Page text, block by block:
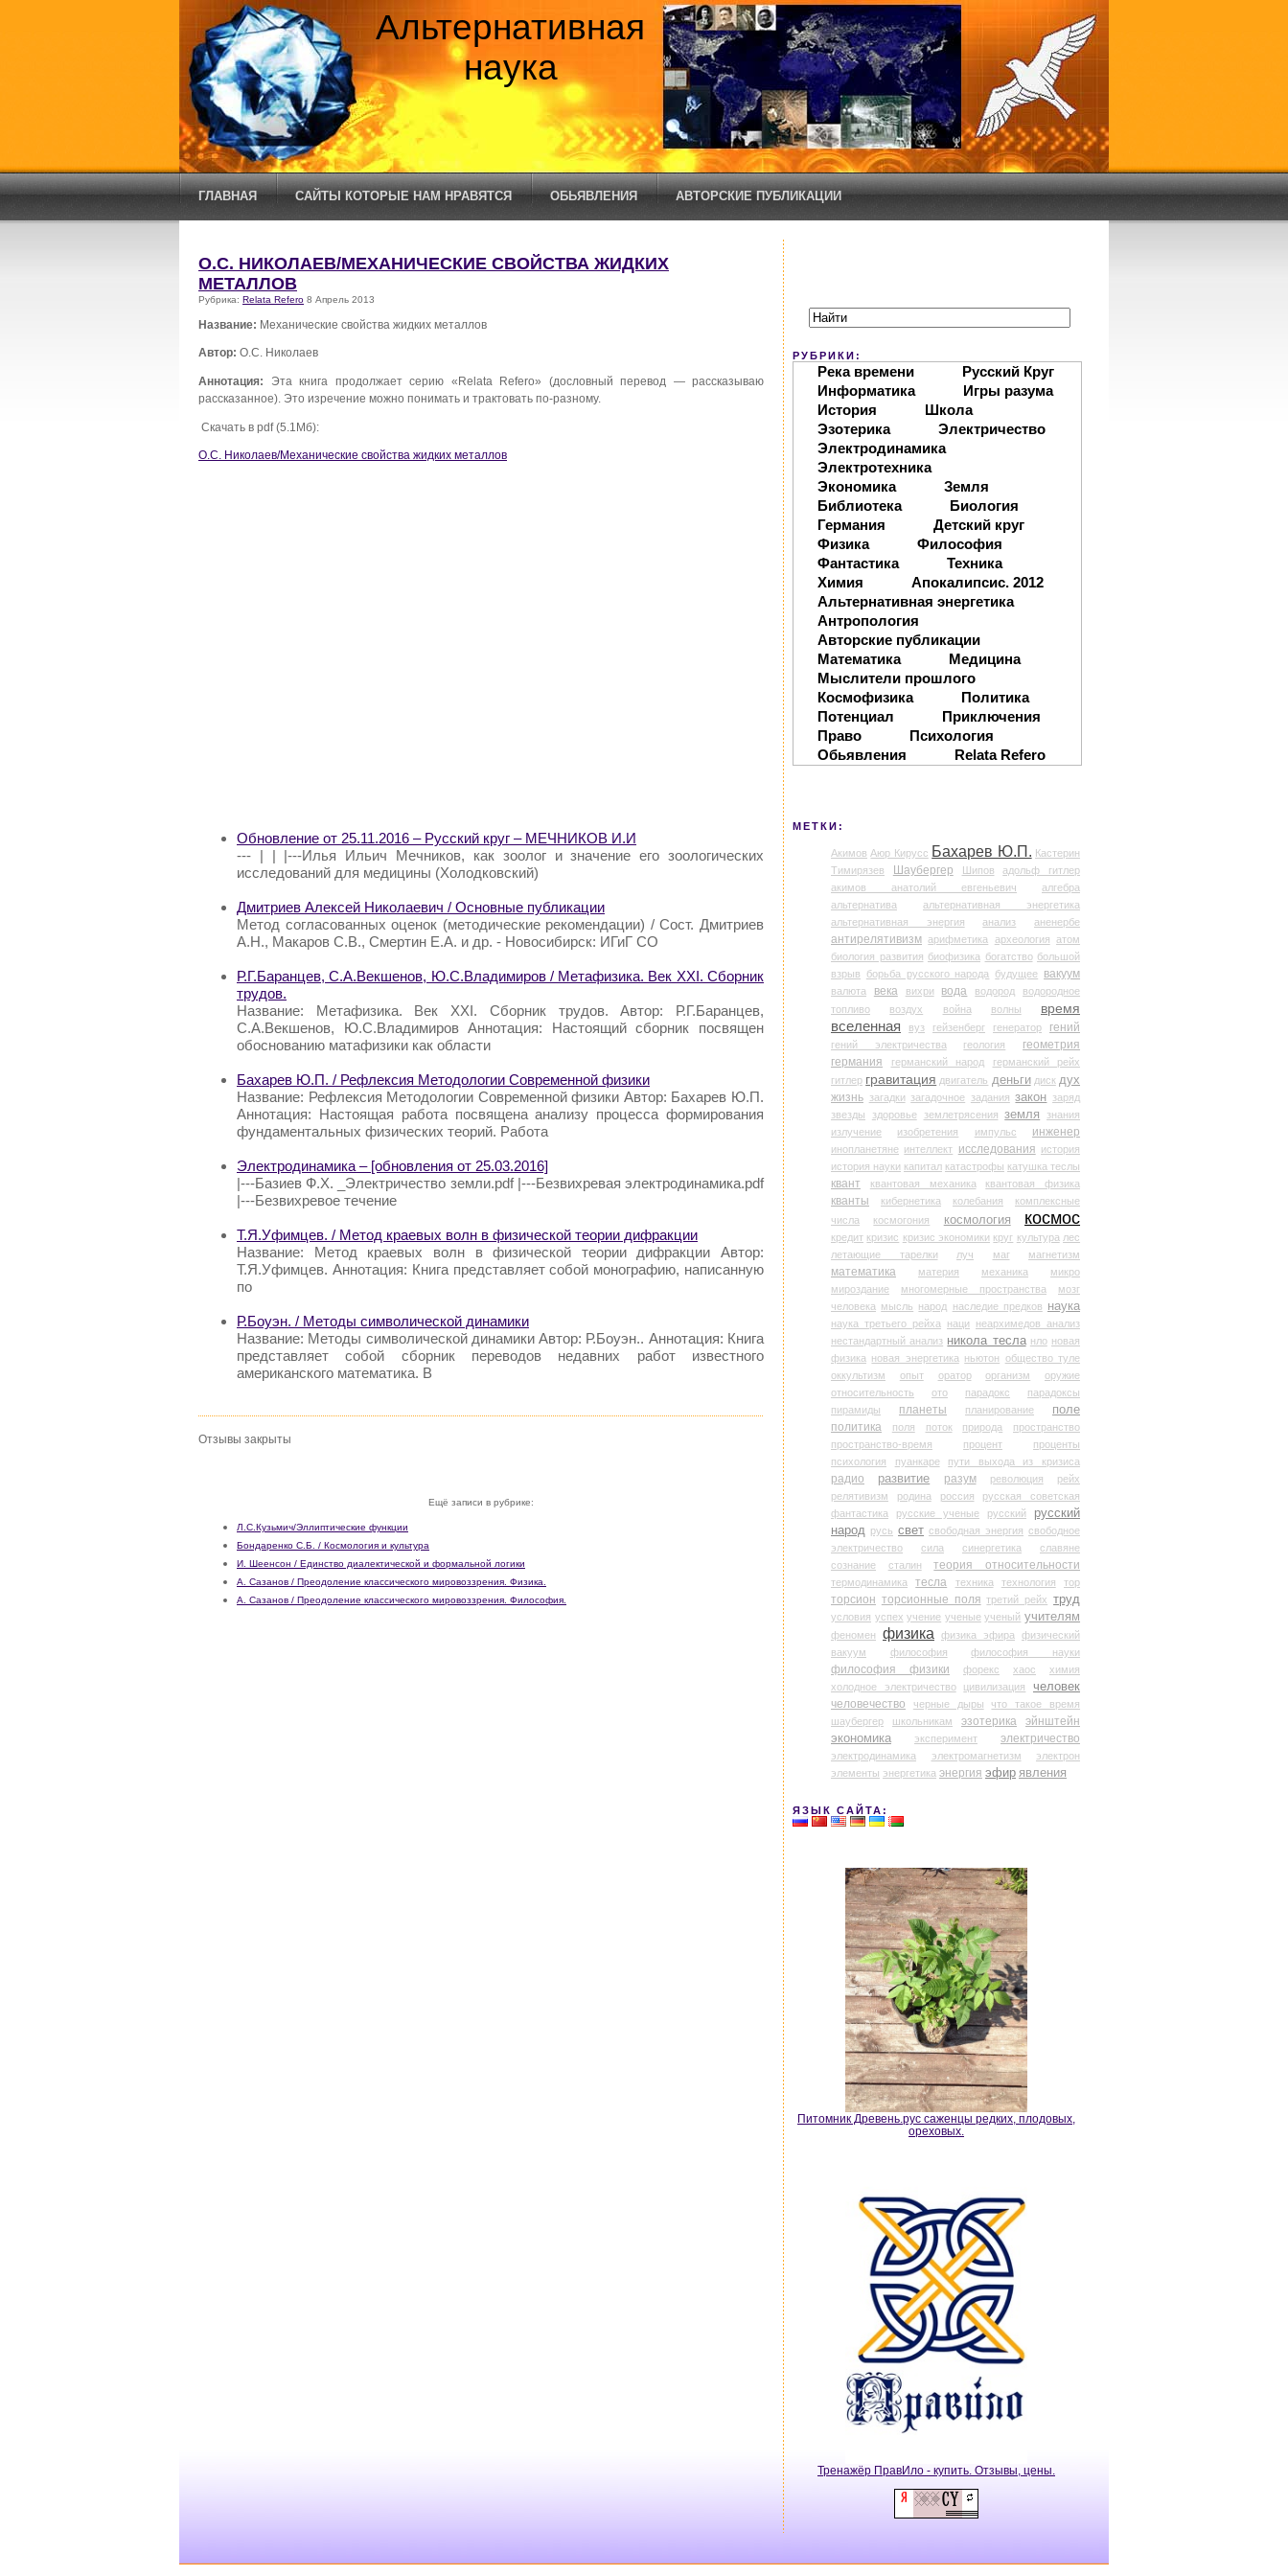
Альтернативная
наука
ГЛАВНАЯ САЙТЫ КОТОРЫЕ НАМ НРАВЯТСЯ ОБЬЯВЛЕНИЯ АВТОРСКИЕ ПУБЛИКАЦИИ
О.С. НИКОЛАЕВ/МЕХАНИЧЕСКИЕ СВОЙСТВА ЖИДКИХ
МЕТАЛЛОВ
Рубрика: Relata Refero 8 Апрель 2013
Название: Механические свойства жидких металлов
Автор: О.С. Николаев
Аннотация: Эта книга продолжает серию «Relata Refero» (дословный перевод — рассказываю
рассказанное). Это изречение можно понимать и трактовать по-разному.
Скачать в pdf (5.1Мб):
О.С. Николаев/Механические свойства жидких металлов
Обновление от 25.11.2016 – Русский круг – МЕЧНИКОВ И.И
--- | | |---Илья Ильич Мечников, как зоолог и значение его зоологических
исследований для медицины (Холодковский)
Дмитриев Алексей Николаевич / Основные публикации
Метод согласованных оценок (методические рекомендации) / Сост. Дмитриев
А.Н., Макаров С.В., Смертин Е.А. и др. - Новосибирск: ИГиГ СО
Р.Г.Баранцев, С.А.Векшенов, Ю.С.Владимиров / Метафизика. Век XXI. Сборник
трудов.
Название: Метафизика. Век XXI. Сборник трудов. Автор: Р.Г.Баранцев,
С.А.Векшенов, Ю.С.Владимиров Аннотация: Настоящий сборник посвящен
обоснованию матафизики как области
Бахарев Ю.П. / Рефлексия Методологии Современной физики
Название: Рефлексия Методологии Современной физики Автор: Бахарев Ю.П.
Аннотация: Настоящая работа посвящена анализу процесса формирования
фундаментальных физических теорий. Работа
Электродинамика – [обновления от 25.03.2016]
|---Базиев Ф.Х. _Электричество земли.pdf |---Безвихревая электродинамика.pdf
|---Безвихревое течение
Т.Я.Уфимцев. / Метод краевых волн в физической теории дифракции
Название: Метод краевых волн в физической теории дифракции Автор:
Т.Я.Уфимцев. Аннотация: Книга представляет собой монографию, написанную
по
Р.Боуэн. / Методы символической динамики
Название: Методы символической динамики Автор: Р.Боуэн.. Аннотация: Книга
представляет собой сборник переводов недавних работ известного
американского математика. В
Отзывы закрыты
Ещё записи в рубрике:
Л.С.Кузьмич/Эллиптические функции
Бондаренко С.Б. / Космология и культура
И. Шеенсон / Единство диалектической и формальной логики
А. Сазанов / Преодоление классического мировоззрения. Физика.
А. Сазанов / Преодоление классического мировоззрения. Философия.
РУБРИКИ:
Река времени
Русский Круг
Информатика
Игры разума
История
Школа
Эзотерика
Электричество
Электродинамика
Электротехника
Экономика
Земля
Библиотека
Биология
Германия
Детский круг
Физика
Философия
Фантастика
Техника
Химия
Апокалипсис. 2012
Альтернативная энергетика
Антропология
Авторские публикации
Математика
Медицина
Мыслители прошлого
Космофизика
Политика
Потенциал
Приключения
Право
Психология
Обьявления
Relata Refero
МЕТКИ:
Акимов Аюр Кирусс Бахарев Ю.П. Кастерин
Тимирязев
Шаубергер Шипов
адольф гитлер
акимов анатолий евгеньевич
алгебра
альтернатива
альтернативная энергетика
альтернативная энергия
анализ аненербе
антирелятивизм арифметика археология атом
биология развития биофизика богатство большой
взрыв
борьба русского народа будущее вакуум
валюта века вихри вода водород
водородное
топливо
воздух война волны
время
вселенная
вуз гейзенберг генератор гений
гений электричества геология
геометрия
германия
германский народ
германский рейх
гитлер гравитация двигатель деньги диск дух
жизнь загадки загадочное задания закон заряд
звезды
здоровье землетрясения земля
знания
излучение
изобретения импульс инженер
инопланетяне интеллект исследования история
история науки капитал катастрофы катушка теслы
квант квантовая механика квантовая физика
кванты кибернетика колебания
комплексные
числа
космогония космология космос
кредит кризис кризис экономики круг культура лес
летающие тарелки
луч маг магнетизм
математика материя механика
микро
мироздание
многомерные пространства
мозг
человека мысль народ наследие предков наука
наука третьего рейха наци
неархимедов анализ
нестандартный анализ никола тесла нло новая
физика новая энергетика ньютон общество туле
оккультизм
опыт оратор организм
оружие
относительность
ото парадокс
парадоксы
пирамиды
планеты планирование
поле
политика
поля поток природа
пространство
пространство-время
процент
проценты
психология
пуанкаре пути выхода из кризиса
радио развитие разум революция
рейх
релятивизм
родина россия
русская советская
фантастика
русские ученые русский
русский
народ русь свет свободная энергия свободное
электричество
сила синергетика
славяне
сознание
сталин теория относительности
термодинамика тесла техника технология тор
торсион торсионные поля третий рейх труд
условия успех учение ученые ученый учителям
феномен физика физика эфира
физический
вакуум
философия философия науки
философия физики форекс хаос
химия
холодное электричество
цивилизация человек
человечество черные дыры
что такое время
шаубергер
школьникам эзотерика
эйнштейн
экономика
эксперимент электричество
электродинамика электромагнетизм
электрон
элементы энергетика энергия эфир явления
ЯЗЫК САЙТА:
Питомник Древень.рус саженцы редких, плодовых,
ореховых.
Тренажёр ПравИло - купить. Отзывы, цены.